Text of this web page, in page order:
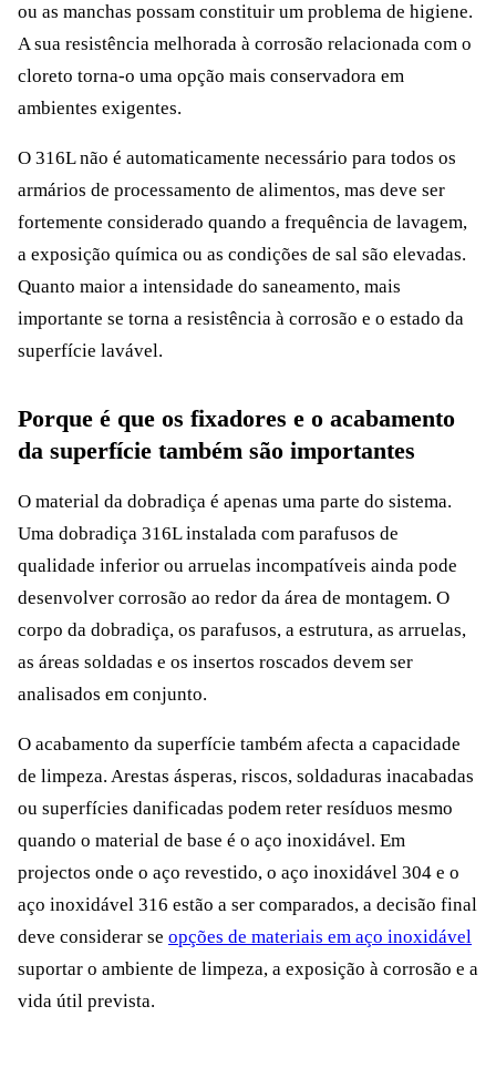
ou as manchas possam constituir um problema de higiene.
A sua resistência melhorada à corrosão relacionada com o
cloreto torna-o uma opção mais conservadora em
ambientes exigentes.
O 316L não é automaticamente necessário para todos os
armários de processamento de alimentos, mas deve ser
fortemente considerado quando a frequência de lavagem,
a exposição química ou as condições de sal são elevadas.
Quanto maior a intensidade do saneamento, mais
importante se torna a resistência à corrosão e o estado da
superfície lavável.
Porque é que os fixadores e o acabamento
da superfície também são importantes
O material da dobradiça é apenas uma parte do sistema.
Uma dobradiça 316L instalada com parafusos de
qualidade inferior ou arruelas incompatíveis ainda pode
desenvolver corrosão ao redor da área de montagem. O
corpo da dobradiça, os parafusos, a estrutura, as arruelas,
as áreas soldadas e os insertos roscados devem ser
analisados em conjunto.
O acabamento da superfície também afecta a capacidade
de limpeza. Arestas ásperas, riscos, soldaduras inacabadas
ou superfícies danificadas podem reter resíduos mesmo
quando o material de base é o aço inoxidável. Em
projectos onde o aço revestido, o aço inoxidável 304 e o
aço inoxidável 316 estão a ser comparados, a decisão final
deve considerar se opções de materiais em aço inoxidável
suportar o ambiente de limpeza, a exposição à corrosão e a
vida útil prevista.